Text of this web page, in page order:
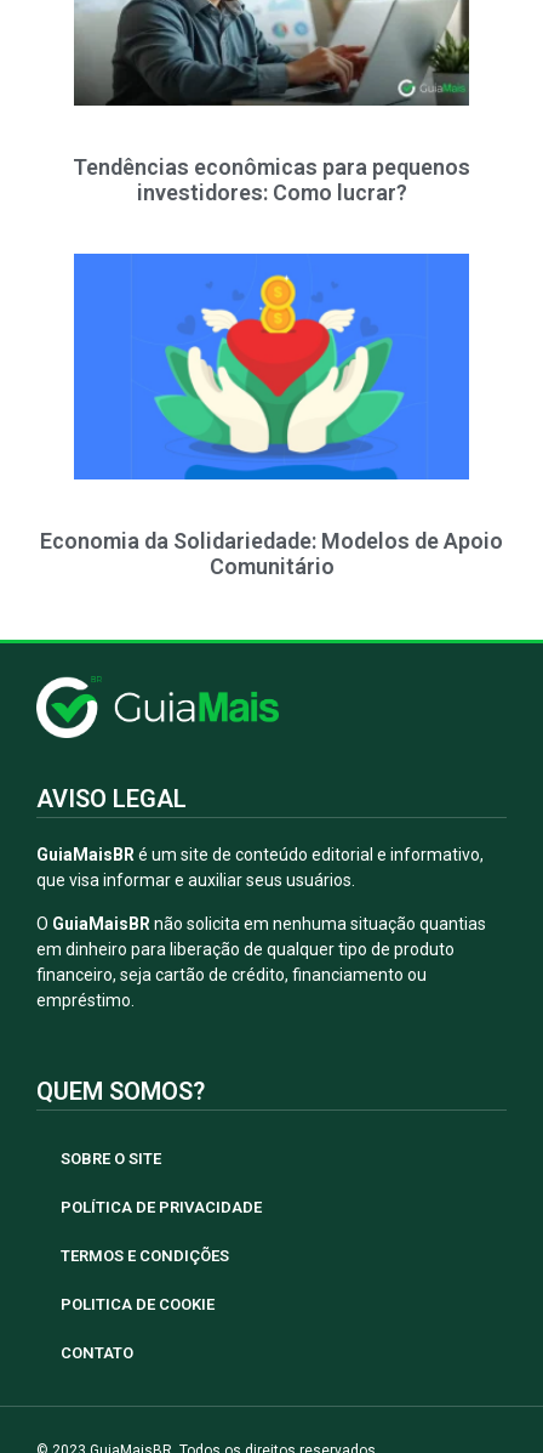
Tendências econômicas para pequenos
investidores: Como lucrar?
Economia da Solidariedade: Modelos de Apoio
Comunitário
AVISO LEGAL
GuiaMaisBRé um site de conteúdo editorial e informativo,
que visa informar e auxiliar seus usuários.
O GuiaMaisBR não solicita em nenhuma situação quantias
em dinheiro para liberação de qualquer tipo de produto
financeiro, seja cartão de crédito, financiamento ou
empréstimo.
QUEM SOMOS?
SOBRE O SITE
POLÍTICA DE PRIVACIDADE
TERMOS E CONDIÇÕES
POLITICA DE COOKIE
CONTATO